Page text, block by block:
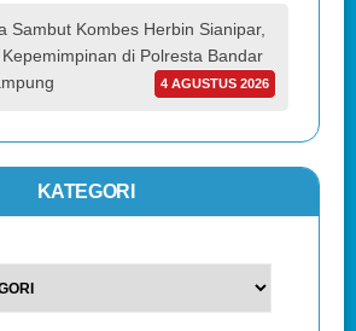
Sambut Kombes Herbin Sianipar,
di Polresta Bandar
4 AGUSTUS 2026
KATEGORI